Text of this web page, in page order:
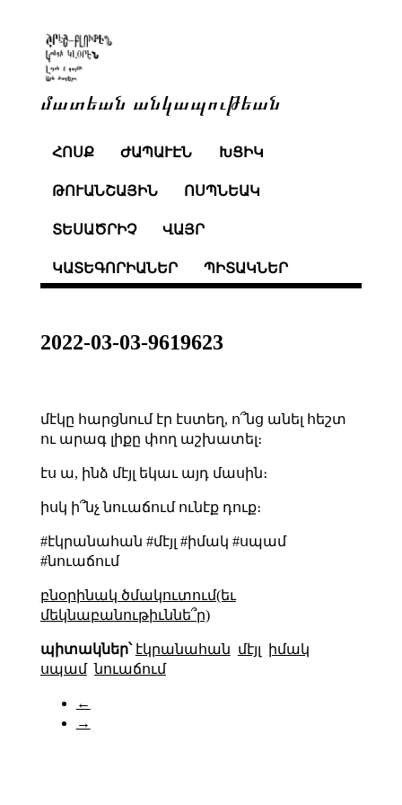
մատեան անկապութեան
ՀՈՍՔ ԺԱՊԱՒԷՆ ԽՑԻԿ
ԹՈՒԱՆՇԱՅԻՆ ՈՍՊՆԵԱԿ
ՏԵՍԱԾՐԻՉ ՎԱՅՐ
ԿԱՏԵԳՈՐԻԱՆԵՐ ՊԻՏԱԿՆԵՐ
2022-03-03-9619623
մէկը հարցնում էր էստեղ, ո՞նց անել հեշտ
ու արագ լիքը փող աշխատել։
էս ա, ինձ մէյլ եկաւ այդ մասին։
իսկ ի՞նչ նուաճում ունէք դուք։
#էկրանահան #մէյլ #իմակ #սպամ
#նուաճում
բնօրինակ ծմակուտում(եւ
մեկնաբանութիւննե՞ր)
պիտակներ՝ էկրանահան մէյլ
իմակ
սպամ նուաճում
←
→